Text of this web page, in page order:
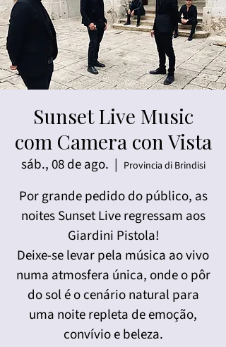
Sunset Live Music
com Camera con Vista
sáb., 08 de ago.
  |
Provincia di Brindisi
Por grande pedido do público, as
noites Sunset Live regressam aos
Giardini Pistola!
Deixe-se levar pela música ao vivo
numa atmosfera única, onde o pôr
do sol é o cenário natural para
uma noite repleta de emoção,
convívio e beleza.